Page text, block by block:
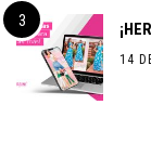
14